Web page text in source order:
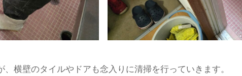
横壁のタイルやドアも念入りに清掃を行っていきます。